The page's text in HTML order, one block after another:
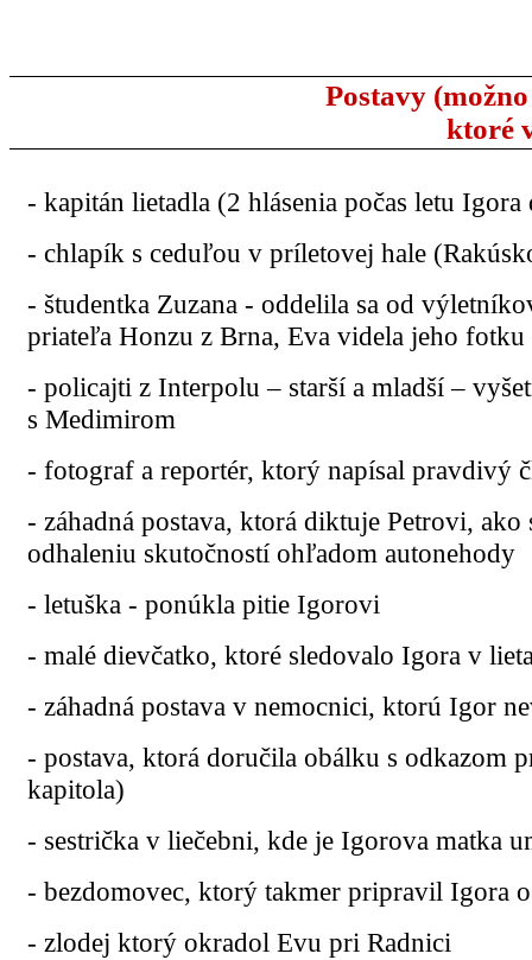
Postavy
ktoré
- kapitán lietadla (2 hlásenia počas letu
- chlapík s ceduľou v príletovej hale
- študentka Zuzana - oddelila sa od
priateľa Honzu z Brna, Eva videla jeho
- policajti z Interpolu – starší a mladší –
s Medimirom
- fotograf a reportér, ktorý napísal pravdivý
- záhadná postava, ktorá diktuje Petrovi,
odhaleniu skutočností ohľadom autonehody
- letuška - ponúkla pitie Igorovi
- malé dievčatko, ktoré sledovalo Igora v
- záhadná postava v nemocnici, ktorú Igor
- postava, ktorá doručila obálku s odkazom
kapitola)
- sestrička v liečebni, kde je Igorova matka
- bezdomovec, ktorý takmer pripravil Igora
- zlodej ktorý okradol Evu pri Radnici